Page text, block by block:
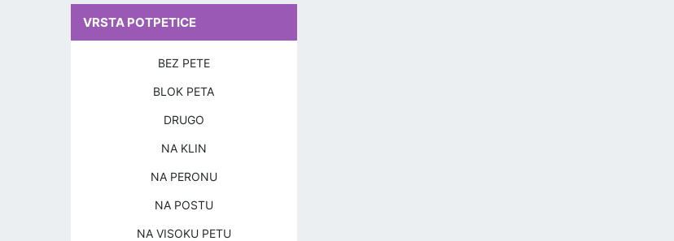
VRSTA POTPETICE
BEZ PETE
BLOK PETA
DRUGO
NA KLIN
NA PERONU
NA POSTU
NA VISOKU PETU